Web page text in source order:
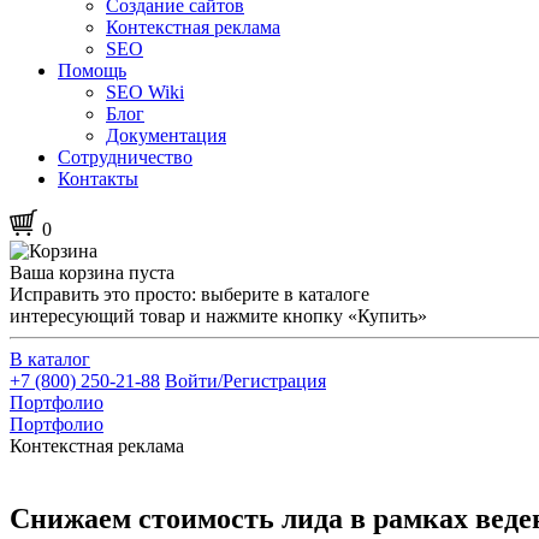
Создание сайтов
Контекстная реклама
SEO
Помощь
SEO Wiki
Блог
Документация
Сотрудничество
Контакты
0
Ваша корзина пуста
Исправить это просто: выберите в каталоге
интересующий товар и нажмите кнопку «Купить»
В каталог
+7 (800) 250-21-88 Войти/Регистрация
Портфолио
Портфолио
Контекстная реклама
Снижаем стоимость лида в рамках